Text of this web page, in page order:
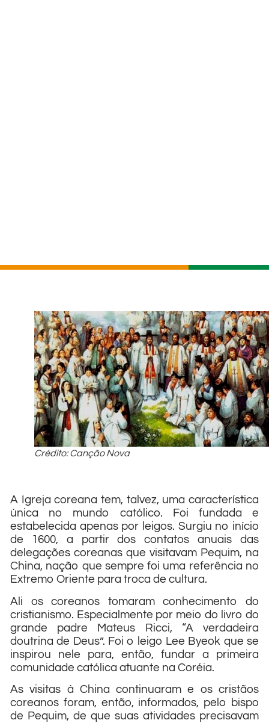
Crédito: Canção Nova
A Igreja coreana tem, talvez, uma característica
única no mundo católico. Foi fundada e
estabelecida apenas por leigos. Surgiu no início
de 1600, a partir dos contatos anuais das
delegações coreanas que visitavam Pequim, na
China, nação que sempre foi uma referência no
Extremo Oriente para troca de cultura.
Ali os coreanos tomaram conhecimento do
cristianismo. Especialmente por meio do livro do
grande padre Mateus Ricci, “A verdadeira
doutrina de Deus”. Foi o leigo Lee Byeok que se
inspirou nele para, então, fundar a primeira
comunidade católica atuante na Coréia.
As visitas à China continuaram e os cristãos
coreanos foram, então, informados, pelo bispo
de Pequim, de que suas atividades precisavam